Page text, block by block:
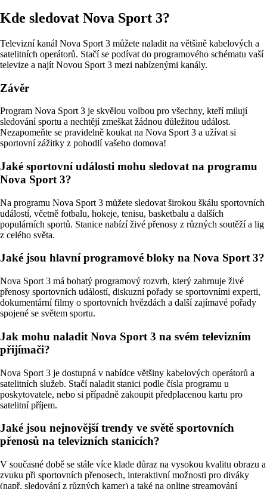
Kde sledovat Nova Sport 3?
Televizní kanál Nova Sport 3 můžete naladit na většině kabelových a
satelitních operátorů. Stačí se podívat do programového schématu vaší
televize a najít Novou Sport 3 mezi nabízenými kanály.
Závěr
Program Nova Sport 3 je skvělou volbou pro všechny, kteří milují
sledování sportu a nechtějí zmeškat žádnou důležitou událost.
Nezapomeňte se pravidelně koukat na Nova Sport 3 a užívat si
sportovní zážitky z pohodlí vašeho domova!
Jaké sportovní události mohu sledovat na programu
Nova Sport 3?
Na programu Nova Sport 3 můžete sledovat širokou škálu sportovních
událostí, včetně fotbalu, hokeje, tenisu, basketbalu a dalších
populárních sportů. Stanice nabízí živé přenosy z různých soutěží a lig
z celého světa.
Jaké jsou hlavní programové bloky na Nova Sport 3?
Nova Sport 3 má bohatý programový rozvrh, který zahrnuje živé
přenosy sportovních událostí, diskuzní pořady se sportovními experti,
dokumentární filmy o sportovních hvězdách a další zajímavé pořady
spojené se světem sportu.
Jak mohu naladit Nova Sport 3 na svém televizním
přijímači?
Nova Sport 3 je dostupná v nabídce většiny kabelových operátorů a
satelitních služeb. Stačí naladit stanici podle čísla programu u
poskytovatele, nebo si případně zakoupit předplacenou kartu pro
satelitní příjem.
Jaké jsou nejnovější trendy ve světě sportovních
přenosů na televizních stanicích?
V současné době se stále více klade důraz na vysokou kvalitu obrazu a
zvuku při sportovních přenosech, interaktivní možnosti pro diváky
(např. sledování z různých kamer) a také na online streamování